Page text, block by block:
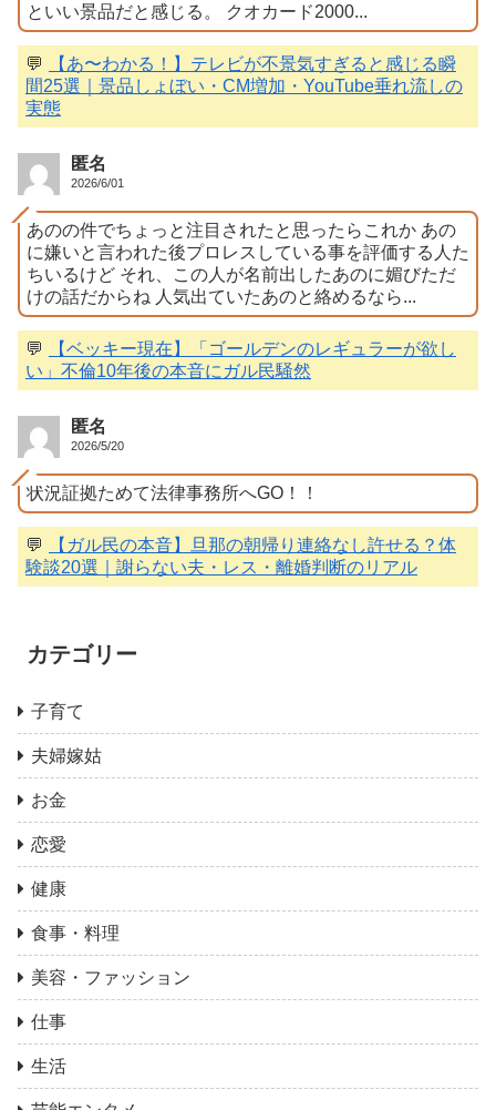
といい景品だと感じる。 クオカード2000...
💬
【あ〜わかる！】テレビが不景気すぎると感じる瞬
間25選｜景品しょぼい・CM増加・YouTube垂れ流しの
実態
匿名
2026/6/01
あのの件でちょっと注目されたと思ったらこれか あの
に嫌いと言われた後プロレスしている事を評価する人た
ちいるけど それ、この人が名前出したあのに媚びただ
けの話だからね 人気出ていたあのと絡めるなら...
💬
【ベッキー現在】「ゴールデンのレギュラーが欲し
い」不倫10年後の本音にガル民騒然
匿名
2026/5/20
状況証拠ためて法律事務所へGO！！
💬
【ガル民の本音】旦那の朝帰り連絡なし許せる？体
験談20選｜謝らない夫・レス・離婚判断のリアル
カテゴリー
子育て
夫婦嫁姑
お金
恋愛
健康
食事・料理
美容・ファッション
仕事
生活